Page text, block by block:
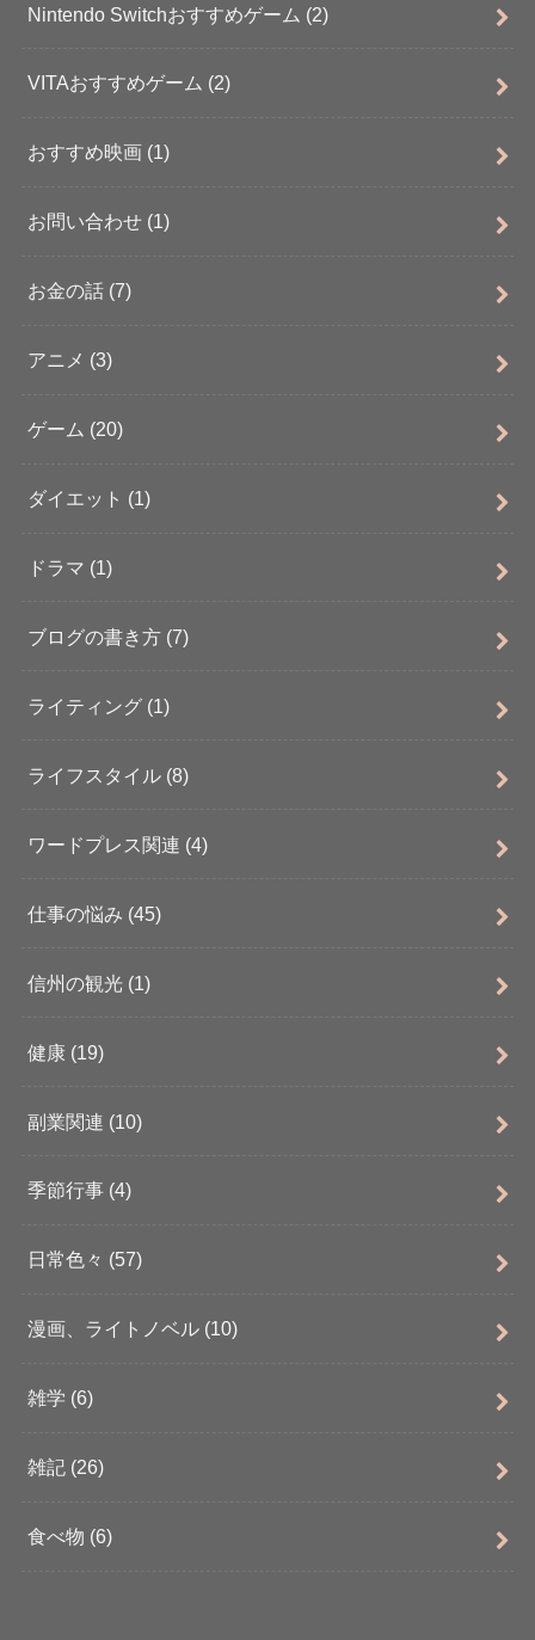
Nintendo Switchおすすめゲーム (2)
VITAおすすめゲーム (2)
おすすめ映画 (1)
お問い合わせ (1)
お金の話 (7)
アニメ (3)
ゲーム (20)
ダイエット (1)
ドラマ (1)
ブログの書き方 (7)
ライティング (1)
ライフスタイル (8)
ワードプレス関連 (4)
仕事の悩み (45)
信州の観光 (1)
健康 (19)
副業関連 (10)
季節行事 (4)
日常色々 (57)
漫画、ライトノベル (10)
雑学 (6)
雑記 (26)
食べ物 (6)